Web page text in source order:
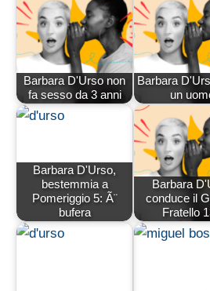
Barbara D'Urso non
fa sesso da 3 anni
Barbara
un
Barbara D'Urso,
bestemmia a
Pomeriggio 5: Ã¨
bufera
Barbara
conduce il
Fratello